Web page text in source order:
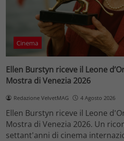
Cinema
Ellen Burstyn riceve il Leone
Mostra di Venezia 2026
Redazione VelvetMAG 4 Agosto 2026
Ellen Burstyn riceve il Leone
Mostra di Venezia 2026. Un
settant'anni di cinema